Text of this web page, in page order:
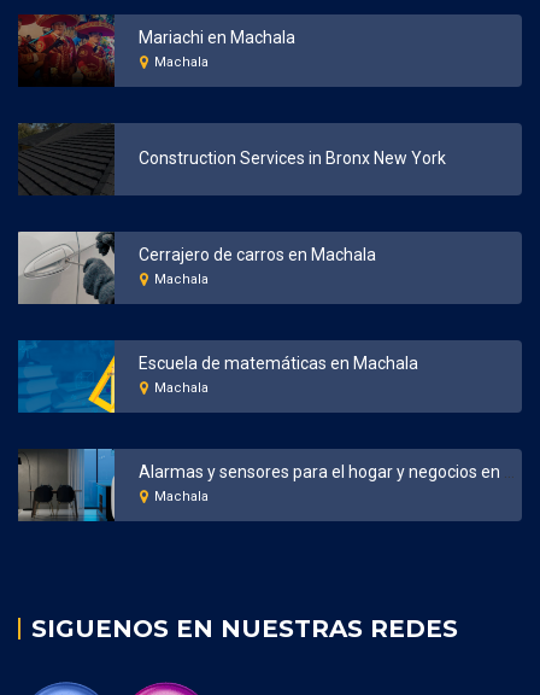
Mariachi en Machala
Machala
Construction Services in Bronx New York
Cerrajero de carros en Machala
Machala
Escuela de matemáticas en Machala
Machala
Machala
SIGUENOS EN NUESTRAS REDES